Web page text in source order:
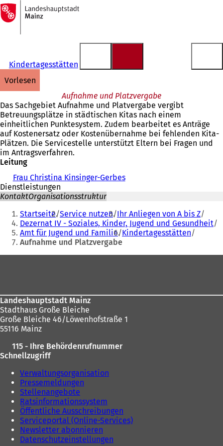
Inhalt anspringen
Zur
Startseite
Kindertagesstätten
vorlesen
Aufnahme und Platzvergabe
Das Sachgebiet Aufnahme und Platvergabe vergibt
Betreuungsplätze in städtischen Kitas nach einem
einheitlichen Punktesystem. Zudem bearbeitet es Anträge
auf Kostenersatz oder Kostenübernahme bei fehlenden Kita-
Plätzen. Die Servicestelle unterstützt Eltern bei Fragen und
im Antragsverfahren.
Leitung
Frau Christina Kinsinger-Gerbes
Dienstleistungen
KontaktOrganisationsstruktur
Sie
befinden
sich
hier:
Startseite Service nutzen Ihr Anliegen von A bis Z
Dezernat IV - Soziales, Kinder, Jugend und Gesundheit
Amt für Jugend und Familie Kindertagesstätten
Aufnahme und Platzvergabe
Landeshauptstadt Mainz
Stadthaus Große Bleiche
Große Bleiche 46/Löwenhofstraße 1
55116 Mainz
115 - Ihre Behördenrufnummer
Schnellzugriff
Verwaltungsorganisation
Pressemeldungen
Stellenangebote
Ratsinformationssystem
Öffentliche Ausschreibungen
Serviceportal (Online-Services)
Newsletter abonnieren
Datenschutzeinstellungen